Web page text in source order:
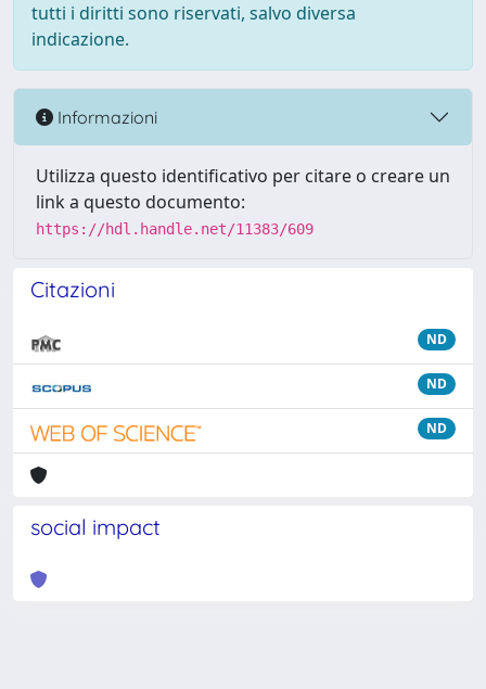
tutti i diritti sono riservati, salvo diversa
indicazione.
Informazioni
Utilizza questo identificativo per citare o creare un
link a questo documento:
https://hdl.handle.net/11383/609
Citazioni
ND
ND
ND
social impact